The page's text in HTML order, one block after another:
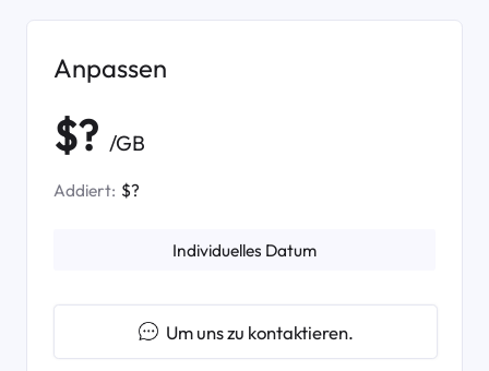
Anpassen
$? /GB
Addiert: $?
Individuelles Datum
Um uns zu kontaktieren.